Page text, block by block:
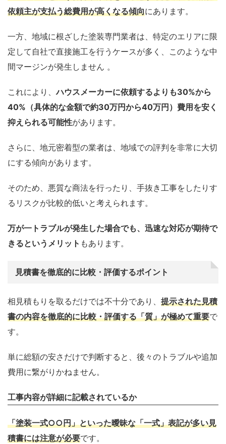
依頼主が支払う総費用が高くなる傾向にあります。
一方、地域に根ざした塗装専門業者は、特定のエリアに限
定して自社で直接施工を行うケースが多く、このような中
間マージンが発生しません 。
これにより、ハウスメーカーに依頼するよりも30%から
40%（具体的な金額で約30万円から40万円）費用を安く
抑えられる可能性があります。
さらに、地元密着型の業者は、地域での評判を非常に大切
にする傾向があります。
そのため、悪質な商法を行ったり、手抜き工事をしたりす
るリスクが比較的低いと考えられます。
万が一トラブルが発生した場合でも、迅速な対応が期待で
きるというメリット もあります。
見積書を徹底的に比較・評価するポイント
相見積もりを取るだけでは不十分であり、 提示された見積
書の内容を徹底的に比較・評価する「質」が極めて重要で
す。
単に総額の安さだけで判断すると、後々のトラブルや追加
費用に繋がりかねません。
工事内容が詳細に記載されているか
「塗装一式○○円」といった曖昧な「一式」表記が多い見
積書には注意が必要です。